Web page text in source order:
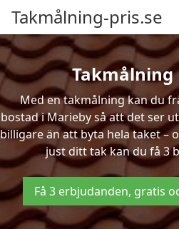
Takmålning-pris.se
Takmålning
Med en takmålning kan du
bostad i Marieby så att det ser
billigare än att byta hela taket –
just ditt tak kan du få 3
Få 3 erbjudanden, gratis